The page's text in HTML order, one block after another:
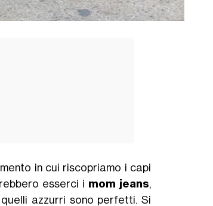
in cui riscopriamo i capi
esserci i mom jeans,
azzurri sono perfetti. Si